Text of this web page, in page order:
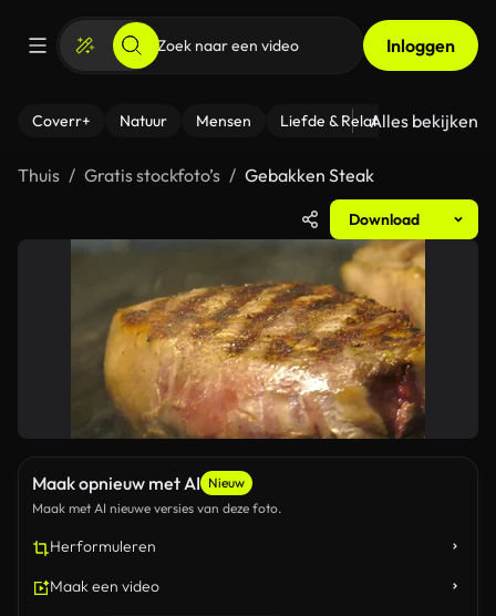
Inloggen
Coverr+ Natuur Mensen Liefde & Relaties - Fitness
Alles bekijken
Thuis Gratis stockfoto’s Gebakken Steak
Download
Maak opnieuw met AI Nieuw
Maak met AI nieuwe versies van deze foto.
Herformuleren
Maak een video